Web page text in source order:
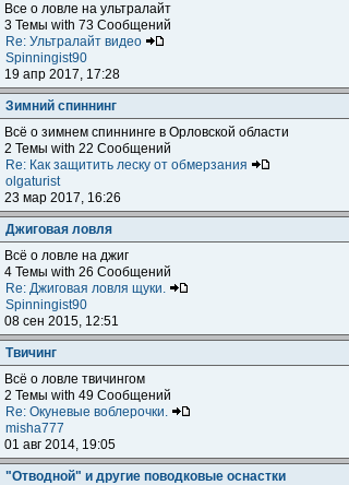
Все о ловле на ультралайт
3 Темы with 73 Сообщений
Re: Ультралайт видео
Spinningist90
19 апр 2017, 17:28
Зимний спиннинг
Всё о зимнем спиннинге в Орловской области
2 Темы with 22 Сообщений
Re: Как защитить леску от обмерзания
olgaturist
23 мар 2017, 16:26
Джиговая ловля
Всё о ловле на джиг
4 Темы with 26 Сообщений
Re: Джиговая ловля щуки.
Spinningist90
08 сен 2015, 12:51
Твичинг
Всё о ловле твичингом
2 Темы with 49 Сообщений
Re: Окуневые воблерочки.
misha777
01 авг 2014, 19:05
"Отводной" и другие поводковые оснастки